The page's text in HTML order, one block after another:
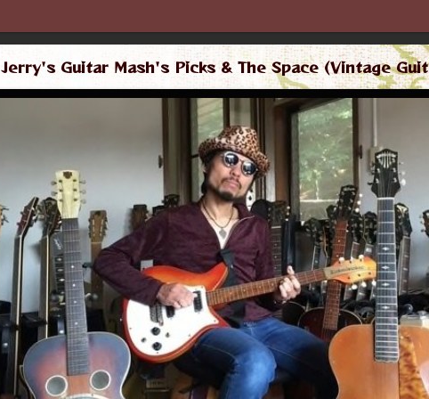
Jerry's Guitar Mash's Picks & The Space (Vintage